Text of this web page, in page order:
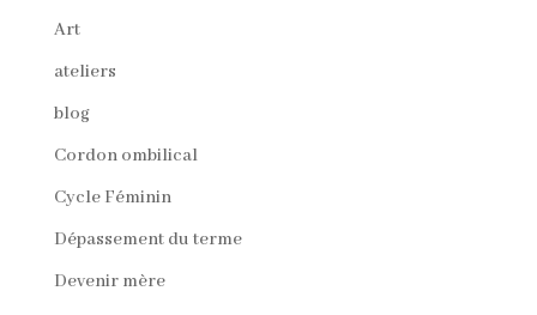
Art
ateliers
blog
Cordon ombilical
Cycle Féminin
Dépassement du terme
Devenir mère